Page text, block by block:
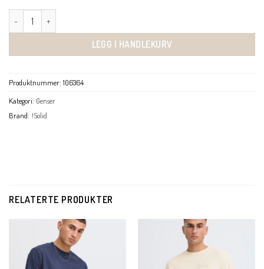
Reynaldo long sleeve hvit antall
LEGG I HANDLEKURV
Produktnummer: 106364
Kategori: Genser
Brand: !Solid
RELATERTE PRODUKTER